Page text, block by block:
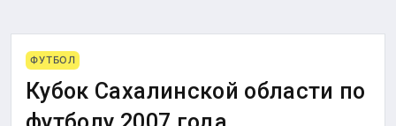
ФУТБОЛ
Кубок Сахалинской области по